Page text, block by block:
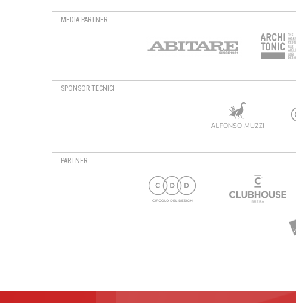
MEDIA PARTNER
SPONSOR TECNICI
PARTNER